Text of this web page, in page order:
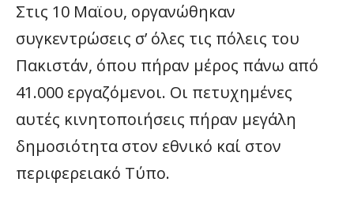
Στις 10 Μαϊου, οργανώθηκαν
συγκεντρώσεις σ’ όλες τις πόλεις του
Πακιστάν, όπου πήραν μέρος πάνω από
41.000 εργαζόμενοι. Οι πετυχημένες
αυτές κινητοποιήσεις πήραν μεγάλη
δημοσιότητα στον εθνικό καί στον
περιφερειακό Τύπο.